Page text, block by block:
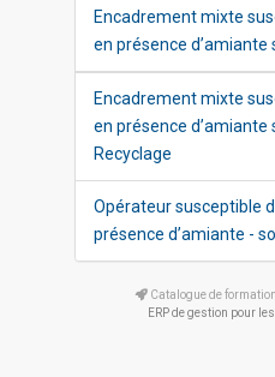
Encadrement mixte
en présence d’amiante
Encadrement mixte
en présence d’amiante
Recyclage
Opérateur susceptible
présence d’amiante -
Catalogue de
ERP de gestion pour